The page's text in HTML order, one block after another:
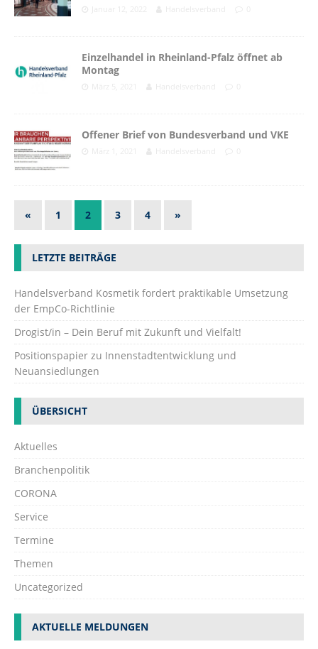
Einzelhandel in Rheinland-Pfalz öffnet ab
Montag
Offener Brief von Bundesverband und VKE
« 1 2 3 4 »
LETZTE BEITRÄGE
Handelsverband Kosmetik fordert praktikable Umsetzung
der EmpCo-Richtlinie
Drogist/in – Dein Beruf mit Zukunft und Vielfalt!
Positionspapier zu Innenstadtentwicklung und
Neuansiedlungen
ÜBERSICHT
Aktuelles
Branchenpolitik
CORONA
Service
Termine
Themen
Uncategorized
AKTUELLE MELDUNGEN